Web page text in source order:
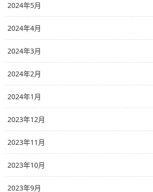
2024年5月
2024年4月
2024年3月
2024年2月
2024年1月
2023年12月
2023年11月
2023年10月
2023年9月